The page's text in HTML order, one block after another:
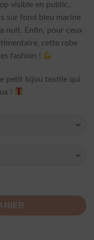
visible en public,
sur fond bleu marine
nuit. Enfin, pour ceux
cette robe
fashion !
petit bijou textile qui
!
Blanc Courte